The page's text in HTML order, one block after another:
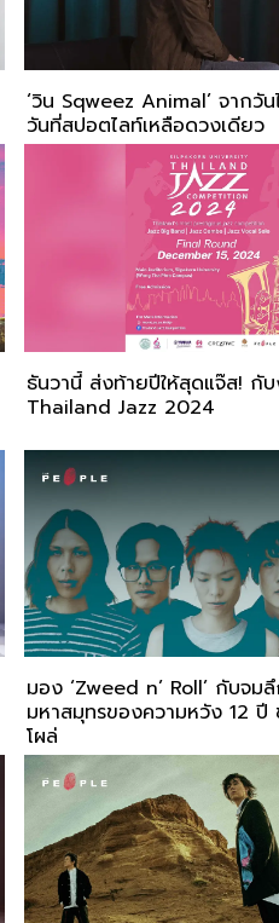
‘วิน Sqweez Animal’ จากวั
วันที่สปอตไลท์เหลือดวงเดียว
ธันวานี้ ส่งท้ายปีให้สุดแจ๊ส! กั
Thailand Jazz 2024
มอง ‘Zweed n’ Roll’ กับจม
มหาสมุทรของความหวัง 12 ปี
โผล่